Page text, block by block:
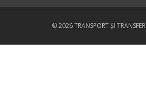
© 2026 TRANSPORT ȘI TRANSFER